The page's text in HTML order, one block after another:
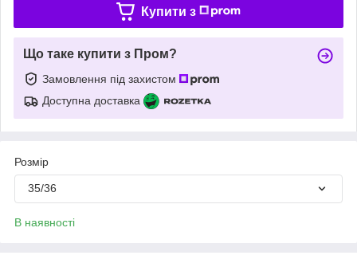
Купити з
Що таке купити з Пром?
Замовлення під захистом
Доступна доставка
Розмір
35/36
В наявності